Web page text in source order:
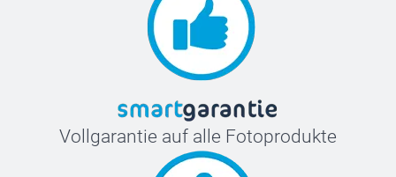
Vollgarantie auf alle Fotoprodukte